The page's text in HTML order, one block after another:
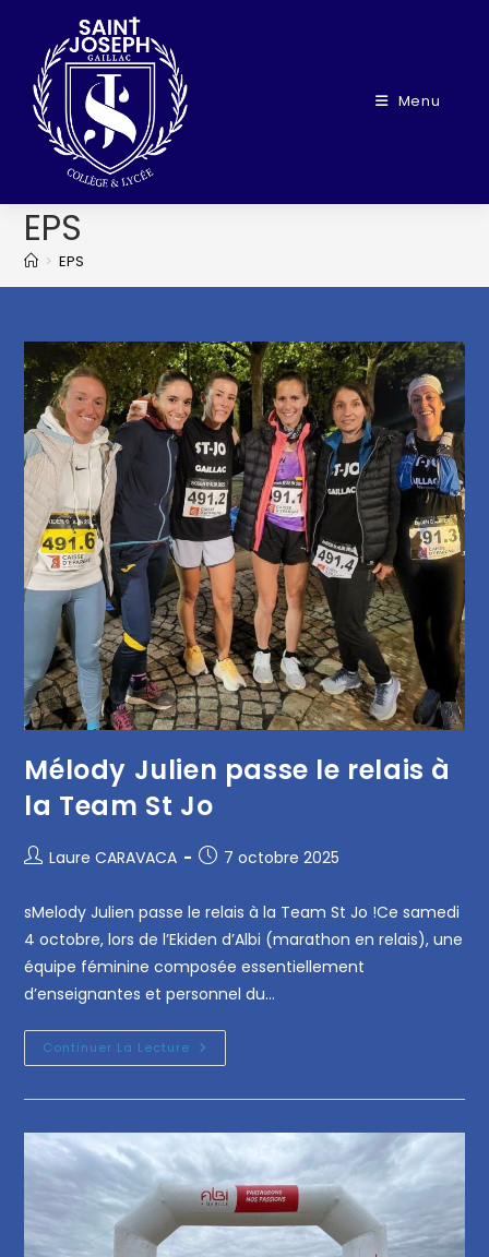
Menu
EPS
> EPS
Mélody Julien passe le relais à
la Team St Jo
Laure CARAVACA 7 octobre 2025
sMelody Julien passe le relais à la Team St Jo !Ce samedi
4 octobre, lors de l’Ekiden d’Albi (marathon en relais), une
équipe féminine composée essentiellement
d’enseignantes et personnel du…
Continuer La Lecture